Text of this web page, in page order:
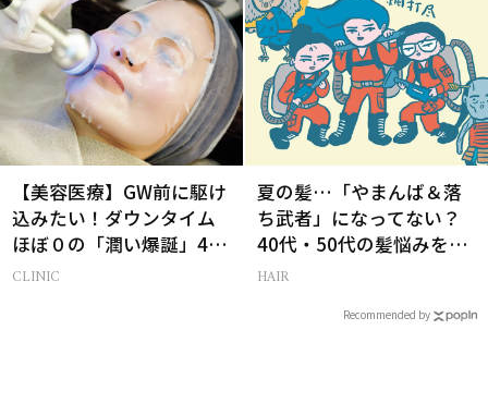
【美容医療】GW前に駆け
込みたい！ダウンタイム
ほぼ０の「潤い爆誕」4つ
のメニュー
CLINIC
夏の髪…「やまんば＆落
ち武者」になってない？
40代・50代の髪悩みをレ
スキューする裏ワザ
HAIR
Recommended by